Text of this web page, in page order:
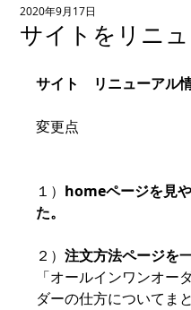
サイトをリニ
2020年9月17日
サイト　リニューアル
変更点
１） homeページを見
た。
２）注文方法ページを
「オールインワンオー
ダーの仕方についてま